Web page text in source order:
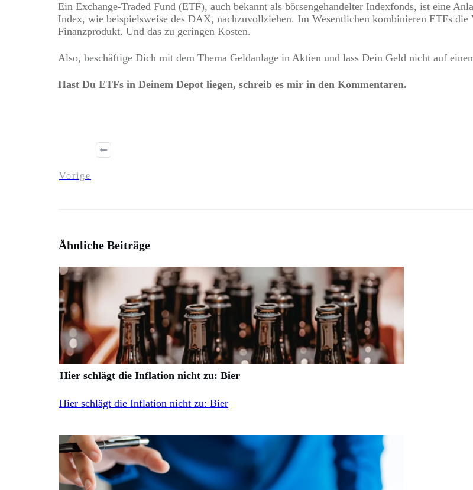
Ein Exchange-Traded Fund (ETF), auch bekannt als börsengehandelter Indexfonds, ist eine
Index, wie beispielsweise des DAX, nachzuvollziehen. Im Wesentlichen kombinieren ETFs
Finanzprodukt. Und das zu geringen Kosten.
Also, beschäftige Dich mit dem Thema Geldanlage in Aktien und lass Dein Geld nicht auf
Hast Du ETFs in Deinem Depot liegen, schreib es mir in den Kommentaren.
Vorige
Ähnliche Beiträge
Hier schlägt die Inflation nicht zu: Bier
Hier schlägt die Inflation nicht zu: Bier